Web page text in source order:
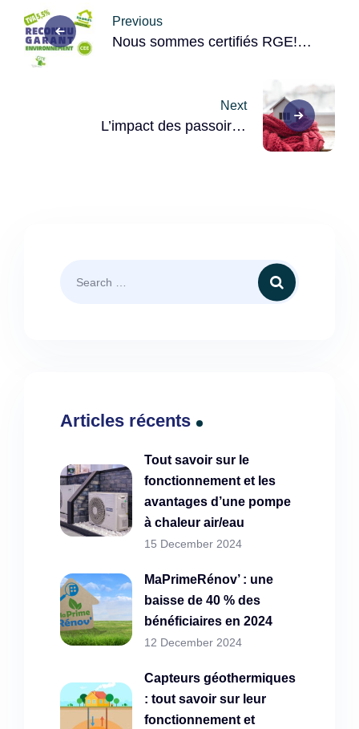
navigation
Previous
Nous sommes certifiés RGE!
Next
L’impact des passoires
Articles récents
Tout savoir sur le
fonctionnement et les
avantages d’une pompe
à chaleur air/eau
15 December 2024
MaPrimeRénov’ : une
baisse de 40 % des
bénéficiaires en 2024
12 December 2024
Capteurs géothermiques
: tout savoir sur leur
fonctionnement et